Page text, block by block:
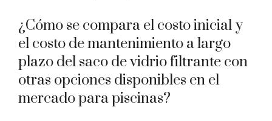
¿Cómo se compara el costo inicial y
el costo de mantenimiento a largo
plazo del saco de vidrio filtrante con
otras opciones disponibles en el
mercado para piscinas?